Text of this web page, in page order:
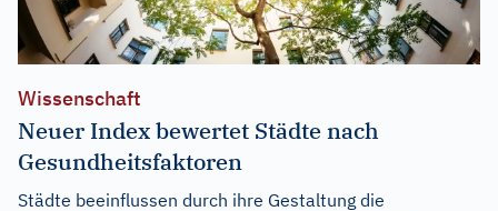
Wissenschaft
Neuer Index bewertet Städte nach
Gesundheitsfaktoren
Städte beeinflussen durch ihre Gestaltung die